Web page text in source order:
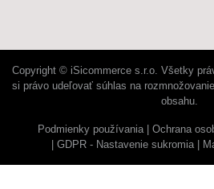
Copyright © iSicommerce s.r.o. Všetky
si právo udeľovať súhlas na
obsahu.
Podmienky používania
Ochrana
GDPR - Nastavenie sukromia